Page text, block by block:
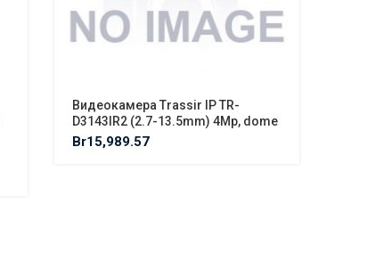
Видеокамера Trassir IP TR-
D3143IR2 (2.7-13.5mm) 4Mp, dome
Br15,989.57